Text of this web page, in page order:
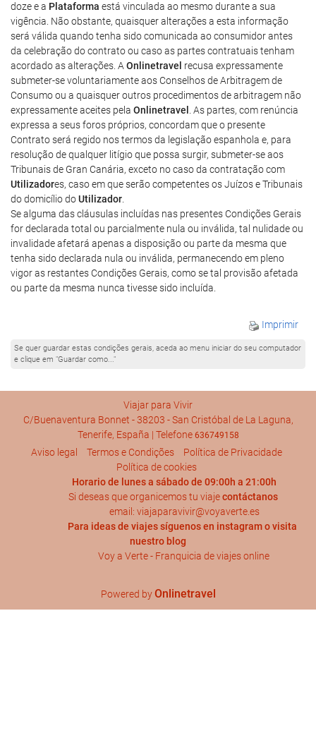
doze e a Plataforma está vinculada ao mesmo durante a sua
vigência. Não obstante, quaisquer alterações a esta informação
será válida quando tenha sido comunicada ao consumidor antes
da celebração do contrato ou caso as partes contratuais tenham
acordado as alterações. AOnlinetravel recusa expressamente
submeter-se voluntariamente aos Conselhos de Arbitragem de
Consumo ou a quaisquer outros procedimentos de arbitragem não
expressamente aceites pela Onlinetravel . As partes, com renúncia
expressa a seus foros próprios, concordam que o presente
Contrato será regido nos termos da legislação espanhola e, para
resolução de qualquer litígio que possa surgir, submeter-se aos
Tribunais de Gran Canária, exceto no caso da contratação com
Utilizadores, caso em que serão competentes os Juízos e Tribunais
do domicílio doUtilizador.
Se alguma das cláusulas incluídas nas presentes Condições Gerais
for declarada total ou parcialmente nula ou inválida, tal nulidade ou
invalidade afetará apenas a disposição ou parte da mesma que
tenha sido declarada nula ou inválida, permanecendo em pleno
vigor as restantes Condições Gerais, como se tal provisão afetada
ou parte da mesma nunca tivesse sido incluída.
Imprimir
Se quer guardar estas condições gerais, aceda ao menu iniciar do seu computador
e clique em "Guardar como..."
Viajar para Vivir
C/Buenaventura Bonnet - 38203 - San Cristóbal de La Laguna,
Tenerife, España | Telefone 636749158
Aviso legal Termos e Condições
Política de Privacidade
Política de cookies
Horario de lunes a sábado de 09:00h a 21:00h
Si deseas que organicemos tu viajecontáctanos
email: viajaparavivir@voyaverte.es
Para ideas de viajes síguenos en instagramo visita
nuestro blog
Voy a Verte - Franquicia de viajes online
Powered byOnlinetravel